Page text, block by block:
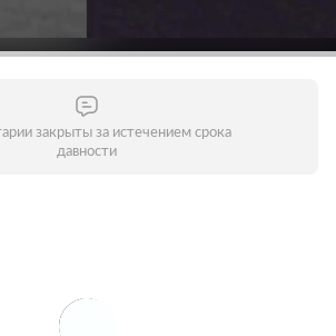
закрыты за истечением срока
давности